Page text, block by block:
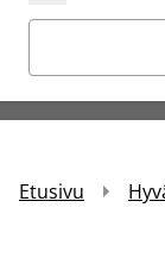
Etusivu